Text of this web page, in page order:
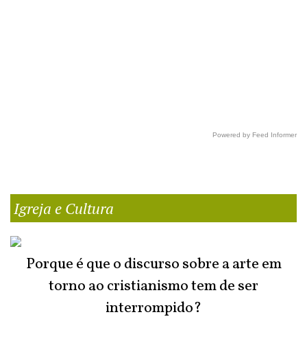
Powered by Feed Informer
Igreja e Cultura
Porque é que o discurso sobre a arte em
torno ao cristianismo tem de ser
interrompido?